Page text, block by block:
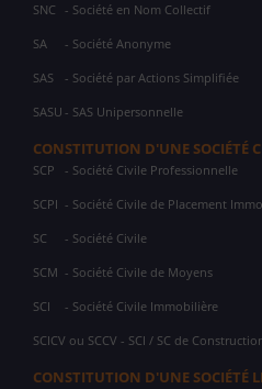
SNC - Société en Nom Collectif
SA - Société Anonyme
SAS - Société par Actions Simplifiée
SASU - SAS Unipersonnelle
CONSTITUTION D'UNE SOCIÉTÉ
SCP - Société Civile Professionnelle
SCPI - Société Civile de Placement
SC - Société Civile
SCM - Société Civile de Moyens
SCI - Société Civile Immobilière
SCICV ou SCCV - SCI / SC de
CONSTITUTION D'UNE SOCIÉTÉ